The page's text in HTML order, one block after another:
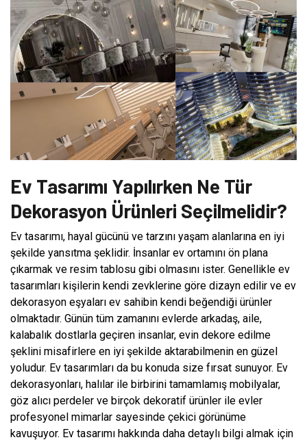
Ev Tasarımı Yapılırken Ne Tür
Dekorasyon Ürünleri Seçilmelidir?
Ev tasarımı, hayal gücünü ve tarzını yaşam alanlarına en iyi
şekilde yansıtma şeklidir. İnsanlar ev ortamını ön plana
çıkarmak ve resim tablosu gibi olmasını ister. Genellikle ev
tasarımları kişilerin kendi zevklerine göre dizayn edilir ve ev
dekorasyon eşyaları ev sahibin kendi beğendiği ürünler
olmaktadır. Günün tüm zamanını evlerde arkadaş, aile,
kalabalık dostlarla geçiren insanlar, evin dekore edilme
şeklini misafirlere en iyi şekilde aktarabilmenin en güzel
yoludur. Ev tasarımları da bu konuda size fırsat sunuyor. Ev
dekorasyonları, halılar ile birbirini tamamlamış mobilyalar,
göz alıcı perdeler ve birçok dekoratif ürünler ile evler
profesyonel mimarlar sayesinde çekici görünüme
kavuşuyor. Ev tasarımı hakkında daha detaylı bilgi almak için